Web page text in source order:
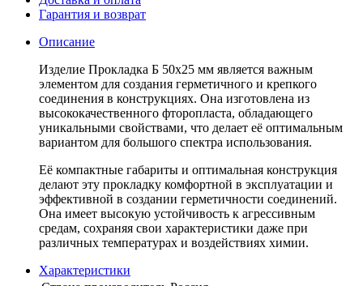
Гарантия и возврат
Описание
Изделие Прокладка Б 50х25 мм является важным
элементом для создания герметичного и крепкого
соединения в конструкциях. Она изготовлена из
высококачественного фторопласта, обладающего
уникальными свойствами, что делает её оптимальным
вариантом для большого спектра использования.
Её компактные габариты и оптимальная конструкция
делают эту прокладку комфортной в эксплуатации и
эффективной в создании герметичности соединений.
Она имеет высокую устойчивость к агрессивным
средам, сохраняя свои характеристики даже при
различных температурах и воздействиях химии.
Характеристики